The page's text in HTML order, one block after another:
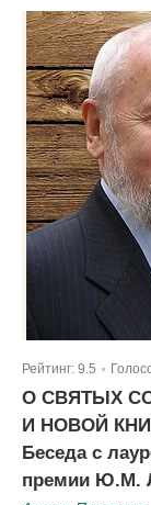
Рейтинг: 9.5
О СВЯТЫХ
И НОВОЙ
Беседа с
премии Ю.М.